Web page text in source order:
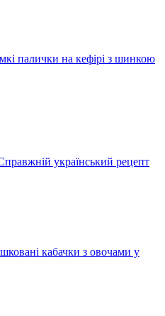
палички на кефірі з шинкою
український рецепт
кабачки з овочами у